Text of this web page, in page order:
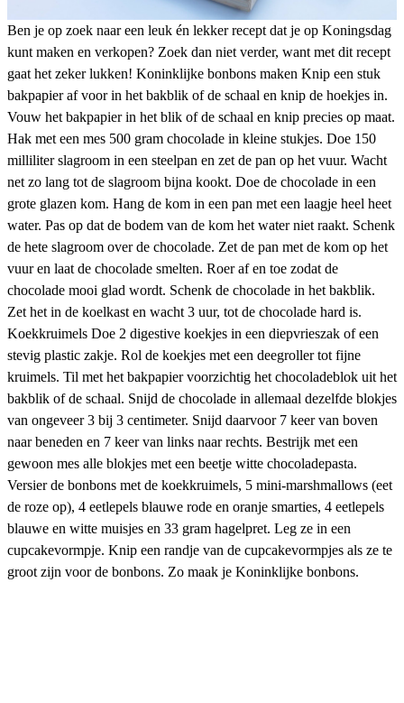
Ben je op zoek naar een leuk én lekker recept dat je op Koningsdag
kunt maken en verkopen? Zoek dan niet verder, want met dit recept
gaat het zeker lukken! Koninklijke bonbons maken Knip een stuk
bakpapier af voor in het bakblik of de schaal en knip de hoekjes in.
Vouw het bakpapier in het blik of de schaal en knip precies op maat.
Hak met een mes 500 gram chocolade in kleine stukjes. Doe 150
milliliter slagroom in een steelpan en zet de pan op het vuur. Wacht
net zo lang tot de slagroom bijna kookt. Doe de chocolade in een
grote glazen kom. Hang de kom in een pan met een laagje heel heet
water. Pas op dat de bodem van de kom het water niet raakt. Schenk
de hete slagroom over de chocolade. Zet de pan met de kom op het
vuur en laat de chocolade smelten. Roer af en toe zodat de
chocolade mooi glad wordt. Schenk de chocolade in het bakblik.
Zet het in de koelkast en wacht 3 uur, tot de chocolade hard is.
Koekkruimels Doe 2 digestive koekjes in een diepvrieszak of een
stevig plastic zakje. Rol de koekjes met een deegroller tot fijne
kruimels. Til met het bakpapier voorzichtig het chocoladeblok uit het
bakblik of de schaal. Snijd de chocolade in allemaal dezelfde blokjes
van ongeveer 3 bij 3 centimeter. Snijd daarvoor 7 keer van boven
naar beneden en 7 keer van links naar rechts. Bestrijk met een
gewoon mes alle blokjes met een beetje witte chocoladepasta.
Versier de bonbons met de koekkruimels, 5 mini-marshmallows (eet
de roze op), 4 eetlepels blauwe rode en oranje smarties, 4 eetlepels
blauwe en witte muisjes en 33 gram hagelpret. Leg ze in een
cupcakevormpje. Knip een randje van de cupcakevormpjes als ze te
groot zijn voor de bonbons. Zo maak je Koninklijke bonbons.